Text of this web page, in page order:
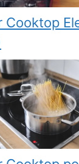
Cooktop